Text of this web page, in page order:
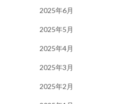
2025年6月
2025年5月
2025年4月
2025年3月
2025年2月